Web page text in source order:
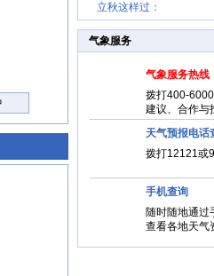
立秋这样过：
气象服务
气象服务热线
拨打400-
建议、合作与
天气预报电话
拨打12121或
手机查询
随时随地通过
查看各地天气